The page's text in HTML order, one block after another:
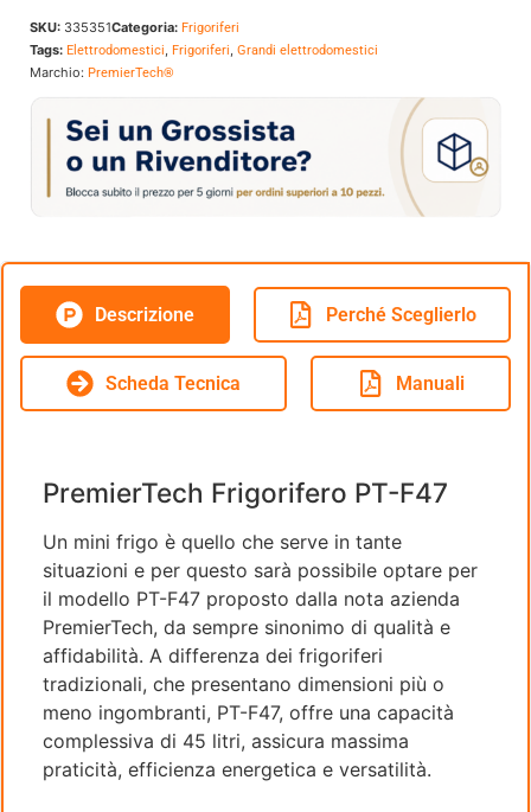
SKU: 335351Categoria: Frigoriferi
Tags: Elettrodomestici, Frigoriferi, Grandi elettrodomestici
Marchio: PremierTech®
Descrizione Perché Sceglierlo
Scheda Tecnica Manuali
PremierTech Frigorifero PT-F47
Un mini frigo è quello che serve in tante
situazioni e per questo sarà possibile optare per
il modello PT-F47 proposto dalla nota azienda
PremierTech, da sempre sinonimo di qualità e
affidabilità. A differenza dei frigoriferi
tradizionali, che presentano dimensioni più o
meno ingombranti, PT-F47, offre una capacità
complessiva di 45 litri, assicura massima
praticità, efficienza energetica e versatilità.